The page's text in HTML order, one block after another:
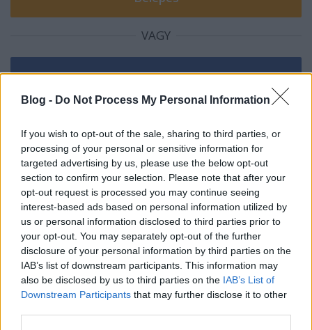
Blog - Do Not Process My Personal Information
If you wish to opt-out of the sale, sharing to third parties, or
processing of your personal or sensitive information for
targeted advertising by us, please use the below opt-out
section to confirm your selection. Please note that after your
opt-out request is processed you may continue seeing
interest-based ads based on personal information utilized by
us or personal information disclosed to third parties prior to
your opt-out. You may separately opt-out of the further
disclosure of your personal information by third parties on the
IAB’s list of downstream participants. This information may
also be disclosed by us to third parties on the IAB’s List of
Downstream Participants that may further disclose it to other
VAGY
Online Távmunkás
12 éve
Egy valamit becsülök a sok pénzlenyúlós,
kampányra időzített építkezés-átadásban: időre
elkészült a legtöbb.
MSZP Afrika Korps
12 éve
Nagyszerü! A Miniszterelnök Úr ismét szerzett pár